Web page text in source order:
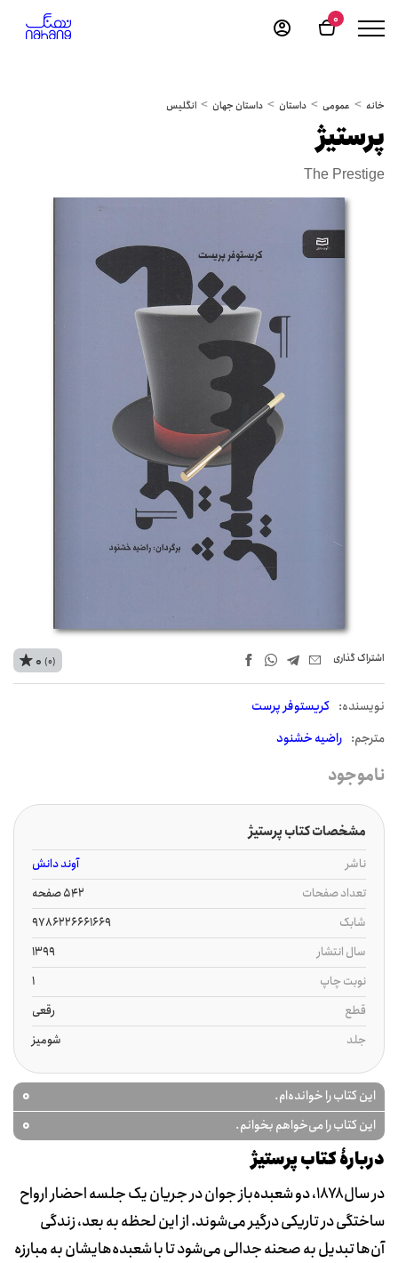
0
خانه عمومی داستان داستان جهان انگلیس
پرستیژ
The Prestige
اشتراک‌ گذاری
نويسنده: کریستوفر پرست
مترجم: راضیه خشنود
0 (0)
ناموجود
مشخصات کتاب پرستیژ
ناشر
آوند دانش
تعداد صفحات
542 صفحه
شابک
9786226661669
سال انتشار
1399
نوبت چاپ
1
قطع
رقعی
جلد
شومیز
این کتاب را خوانده‌ام. 0
این کتاب را می‌خواهم بخوانم. 0
دربارۀ کتاب پرستیژ
در سال ۱۸۷۸، دو شعبده‌باز جوان در جریان یک جلسه‌ احضار ارواح
ساختگی در تاریکی درگیر می‌شوند. از این لحظه به بعد، زندگی
آن‌ها تبدیل به صحنه‌ جدالی می‌شود تا با شعبده‌هایشان به مبارزه‌